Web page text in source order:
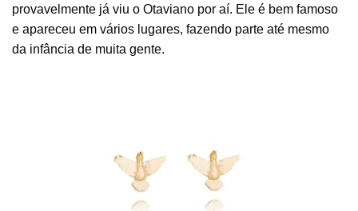
provavelmente já viu o Otaviano por aí. Ele é bem famoso
e apareceu em vários lugares, fazendo parte até mesmo
da infância de muita gente.